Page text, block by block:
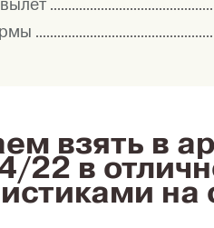
взять в
22 в